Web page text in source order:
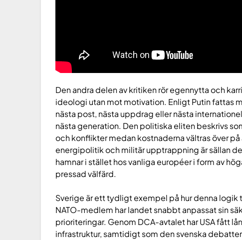
Den andra delen av kritiken rör egennytta och
ideologi utan mot motivation. Enligt Putin fattas
nästa post, nästa uppdrag eller nästa
nästa generation. Den politiska eliten beskrivs
och konflikter medan kostnaderna vältras över
energipolitik och militär upptrappning är sällan
hamnar i stället hos vanliga européer i form av
pressad välfärd.
Sverige är ett tydligt exempel på hur denna
NATO-medlem har landet snabbt anpassat sin
prioriteringar. Genom DCA-avtalet har USA fått
infrastruktur, samtidigt som den svenska